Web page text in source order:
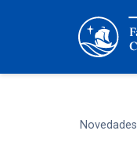
Novedades